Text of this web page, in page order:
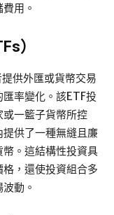
用。
）
供外匯或貨幣交易
率變化。該ETF投
一籃子貨幣所控
供了一種無縫且廉
。這結構性投資具
，還使投資組合多
動。